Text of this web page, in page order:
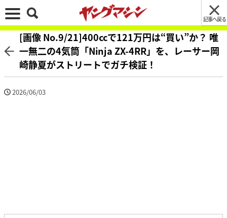
記事へ戻る
[画像 No.9/21]400ccで121万円は“買い”か？ 唯
一無二の4気筒「Ninja ZX-4RR」を、レーサー岡
崎静夏がストリートでガチ検証！
2026/06/03